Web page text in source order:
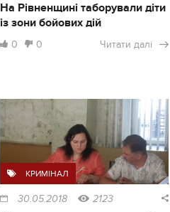
На Рівненщині таборували діти
із зони бойових дій
0 0 Читати далі
КРИМІНАЛ
30.05.2018 2123